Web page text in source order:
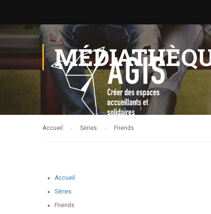
Accueil Séries Friends
Accueil
Séries
Friends